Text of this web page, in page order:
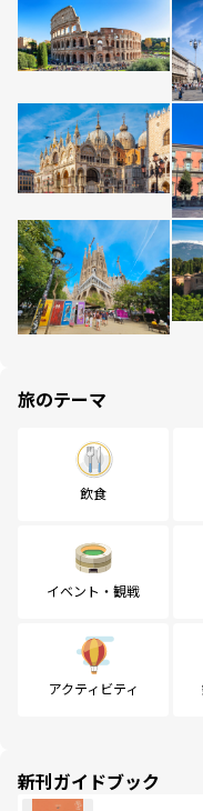
旅のテーマ
飲食
イベント・観戦
アクティビティ
新刊ガイドブック